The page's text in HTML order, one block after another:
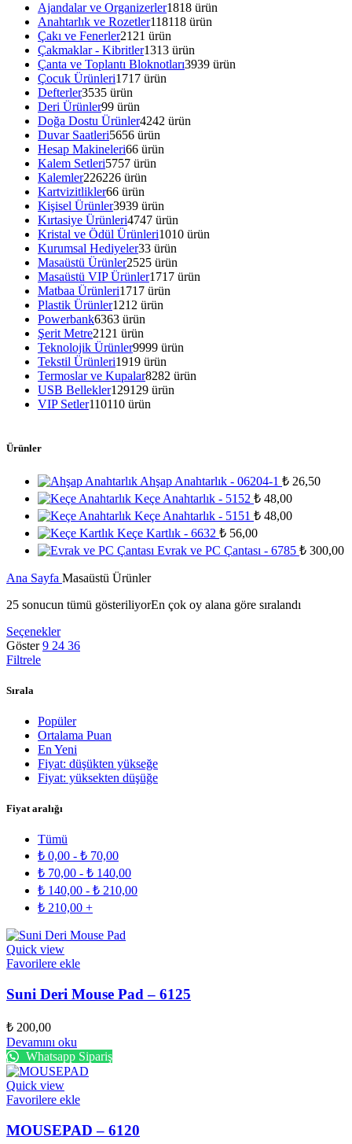
Ajandalar ve Organizerler1818 ürün
Anahtarlık ve Rozetler118118 ürün
Çakı ve Fenerler21 21 ürün
Çakmaklar - Kibritler1313 ürün
Çanta ve Toplantı Bloknotları3939 ürün
Çocuk Ürünleri1717 ürün
Defterler3535 ürün
Deri Ürünler99 ürün
Doğa Dostu Ürünler4242 ürün
Duvar Saatleri5656 ürün
Hesap Makineleri66 ürün
Kalem Setleri5757 ürün
Kalemler226226 ürün
Kartvizitlikler66 ürün
Kişisel Ürünler3939 ürün
Kırtasiye Ürünleri4747 ürün
Kristal ve Ödül Ürünleri1010 ürün
Kurumsal Hediyeler33 ürün
Masaüstü Ürünler2525 ürün
Masaüstü VIP Ürünler1717 ürün
Matbaa Ürünleri1717 ürün
Plastik Ürünler1212 ürün
Powerbank6363 ürün
Şerit Metre21 21 ürün
Teknolojik Ürünler9999 ürün
Tekstil Ürünleri1919 ürün
Termoslar ve Kupalar8282 ürün
USB Bellekler129129 ürün
VIP Setler110110 ürün
Ürünler
Ahşap Anahtarlık - 06204-1 ₺ 26,50
Keçe Anahtarlık - 5152 ₺ 48,00
Keçe Anahtarlık - 5151 ₺ 48,00
Keçe Kartlık - 6632 ₺ 56,00
Evrak ve PC Çantası - 6785 ₺ 300,00
Ana Sayfa Masaüstü Ürünler
25 sonucun tümü gösteriliyorEn çok oy alana göre sıralandı
Seçenekler
Göster9 24 36
Filtrele
Sırala
Popüler
Ortalama Puan
En Yeni
Fiyat: düşükten yükseğe
Fiyat: yüksekten düşüğe
Fiyat aralığı
Tümü
₺ 0,00 - ₺ 70,00
₺ 70,00 - ₺ 140,00
₺ 140,00 - ₺ 210,00
₺ 210,00 +
Quick view
Favorilere ekle
Suni Deri Mouse Pad – 6125
₺ 200,00
Devamını oku
Whatsapp Sipariş
Quick view
Favorilere ekle
MOUSEPAD – 6120